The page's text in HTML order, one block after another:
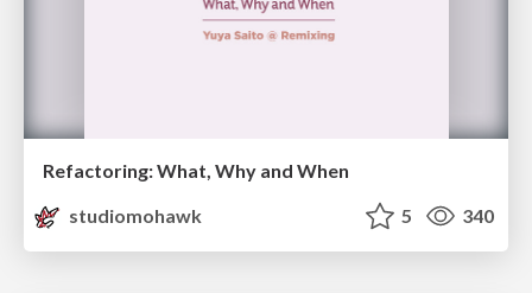
Refactoring: What, Why and When
studiomohawk
5 340